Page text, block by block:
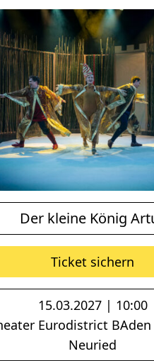
Der kleine König
Ticket sichern
15.03.2027 | 10:00
Eurodistrict BAden
Neuried